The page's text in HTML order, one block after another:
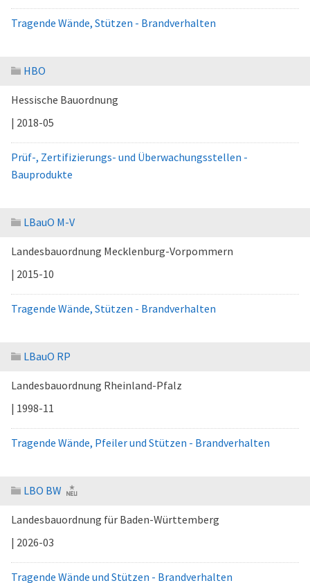
Tragende Wände, Stützen - Brandverhalten
HBO
Hessische Bauordnung
| 2018-05
Prüf-, Zertifizierungs- und Überwachungsstellen -
Bauprodukte
LBauO M-V
Landesbauordnung Mecklenburg-Vorpommern
| 2015-10
Tragende Wände, Stützen - Brandverhalten
LBauO RP
Landesbauordnung Rheinland-Pfalz
| 1998-11
Tragende Wände, Pfeiler und Stützen - Brandverhalten
LBO BW
Landesbauordnung für Baden-Württemberg
| 2026-03
Tragende Wände und Stützen - Brandverhalten